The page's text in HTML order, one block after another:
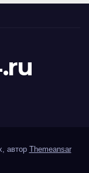
автор Themeansar